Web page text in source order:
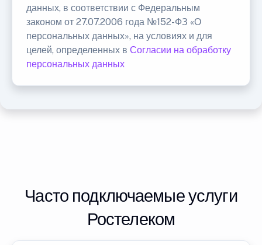
данных, в соответствии с Федеральным
законом от 27.07.2006 года №152-ФЗ «О
персональных данных», на условиях и для
целей, определенных в Согласии на обработку
персональных данных
Часто подключаемые услуги
Ростелеком